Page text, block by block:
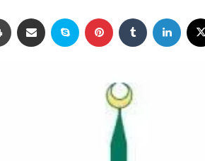
لينكدإن بينتيريست سكايب مشاركة عبر